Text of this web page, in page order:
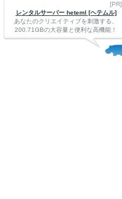
[PR]
レンタルサーバー heteml [ヘテムル]
あなたのクリエイティブを刺激する、
200.71GBの大容量と便利な高機能！